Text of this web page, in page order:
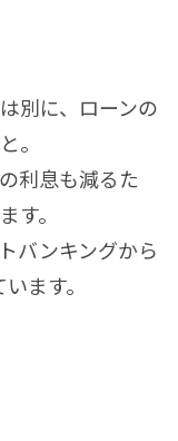
別に、ローンの
。
利息も減るた
す。
バンキングから
ます。